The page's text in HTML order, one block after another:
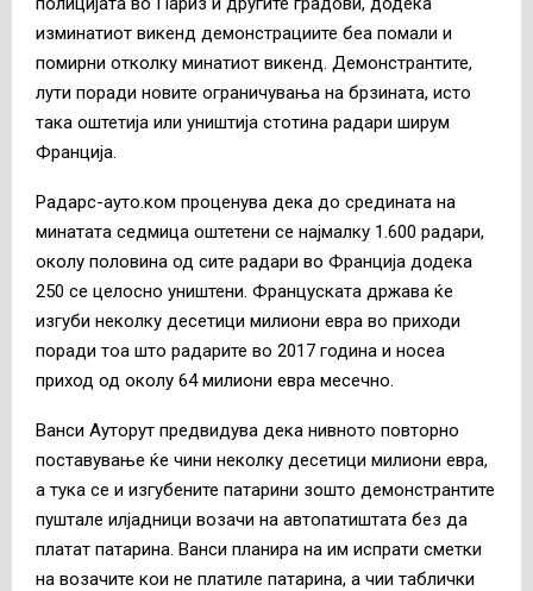
изминатиот викенд демонстрациите беа помали и
помирни отколку минатиот викенд. Демонстрантите,
лути поради новите ограничувања на брзината, исто
така оштетија или уништија стотина радари ширум
Франција.
Радарс-ауто.ком проценува дека до средината на
минатата седмица оштетени се најмалку 1.600 радари,
околу половина од сите радари во Франција додека
250 се целосно уништени. Француската држава ќе
изгуби неколку десетици милиони евра во приходи
поради тоа што радарите во 2017 година и носеа
приход од околу 64 милиони евра месечно.
Ванси Ауторут предвидува дека нивното повторно
поставување ќе чини неколку десетици милиони евра,
а тука се и изгубените патарини зошто демонстрантите
пуштале илјадници возачи на автопатиштата без да
платат патарина. Ванси планира на им испрати сметки
на возачите кои не платиле патарина, а чии таблички